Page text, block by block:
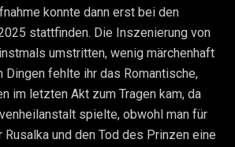
konnte dann erst bei den
stattfinden. Die Inszenierung von
umstritten, wenig märchenhaft
Dingen fehlte ihr das Romantische,
im letzten Akt zum Tragen kam, da
spielte, obwohl man für
Rusalka und den Tod des Prinzen eine